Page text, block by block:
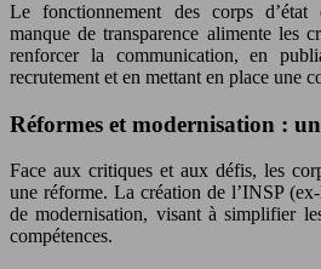
Le fonctionnement des corps
manque de transparence alimente les
renforcer la communication, en
recrutement et en mettant en place une
Réformes et modernisation :
Face aux critiques et aux défis, les
une réforme. La création de l’INSP
de modernisation, visant à simplifier
compétences.